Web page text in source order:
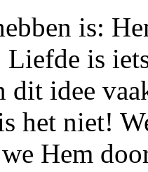
is:
Liefde is
dit idee
het niet!
Hem